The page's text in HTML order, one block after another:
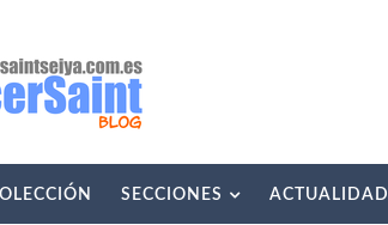
SECCIONES ACTUALIDAD